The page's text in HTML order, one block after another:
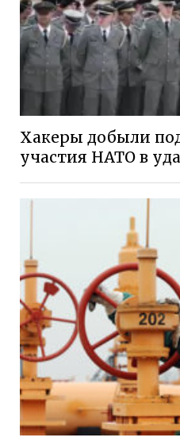
Хакеры добыли
участия НАТО в